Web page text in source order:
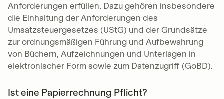
Anforderungen erfüllen. Dazu gehören insbesondere
die Einhaltung der Anforderungen des
Umsatzsteuergesetzes (UStG) und der Grundsätze
zur ordnungsmäßigen Führung und Aufbewahrung
von Büchern, Aufzeichnungen und Unterlagen in
elektronischer Form sowie zum Datenzugriff (GoBD).
Ist eine Papierrechnung Pflicht?